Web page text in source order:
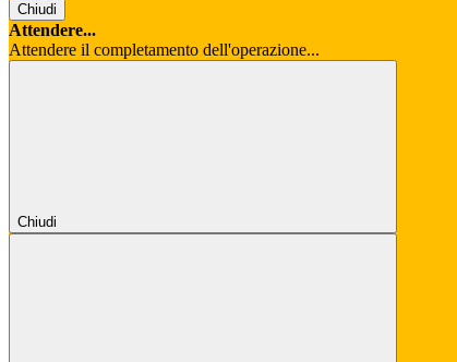
Chiudi
Attendere...
Attendere il completamento dell'operazione...
Chiudi